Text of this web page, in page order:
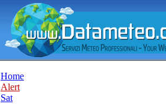
Home
Alert
Sat